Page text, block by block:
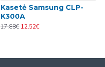
Kasetė Samsung CLP-
K300A
17.88€ 12.52€